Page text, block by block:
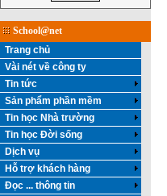
School@net
Trang chủ
Vài nét về công ty
Tin tức
Sản phẩm phần mềm
Tin học Nhà trường
Tin học Đời sống
Dịch vụ
Hỗ trợ khách hàng
Đọc ... thông tin